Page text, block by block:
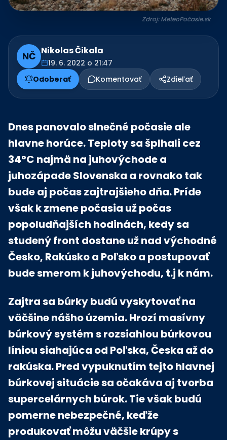
Zdroj: MeteoPočasie.sk
NČ Nikolas Čikala
19. 6. 2022 o 21:47
Odoberať
Komentovať Zdieľať
Dnes panovalo slnečné počasie ale
hlavne horúce. Teploty sa šplhali cez
34°C najmä na juhovýchode a
juhozápade Slovenska a rovnako tak
bude aj počas zajtrajšieho dňa. Príde
však k zmene počasia už počas
popoludňajších hodinách, kedy sa
studený front dostane už nad východné
Česko, Rakúsko a Poľsko a postupovať
bude smerom k juhovýchodu, t.j k nám.
Zajtra sa búrky budú vyskytovať na
väčšine nášho územia. Hrozí masívny
búrkový systém s rozsiahlou búrkovou
líniou siahajúca od Poľska, Česka až do
rakúska. Pred vypuknutím tejto hlavnej
búrkovej situácie sa očakáva aj tvorba
supercelárnych búrok. Tie však budú
pomerne nebezpečné, keďže
produkovať môžu väčšie krúpy s